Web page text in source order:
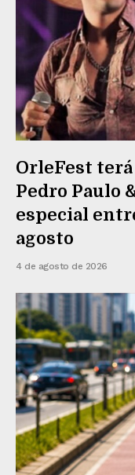
OrleFest
Pedro Paulo
especial
agosto
4 de agosto de 2026